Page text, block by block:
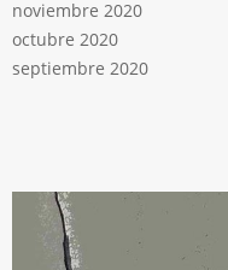
noviembre 2020
octubre 2020
septiembre 2020